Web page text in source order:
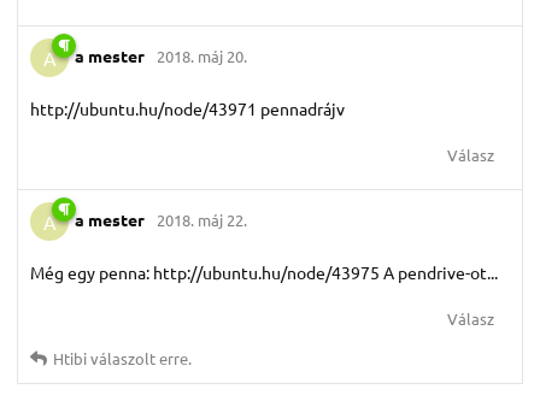
A a mester 2018. máj 20.
http://ubuntu.hu/node/43971 pennadrájv
Válasz
A a mester 2018. máj 22.
Még egy penna: http://ubuntu.hu/node/43975 A pendrive-ot...
Válasz
Htibiválaszolt erre.